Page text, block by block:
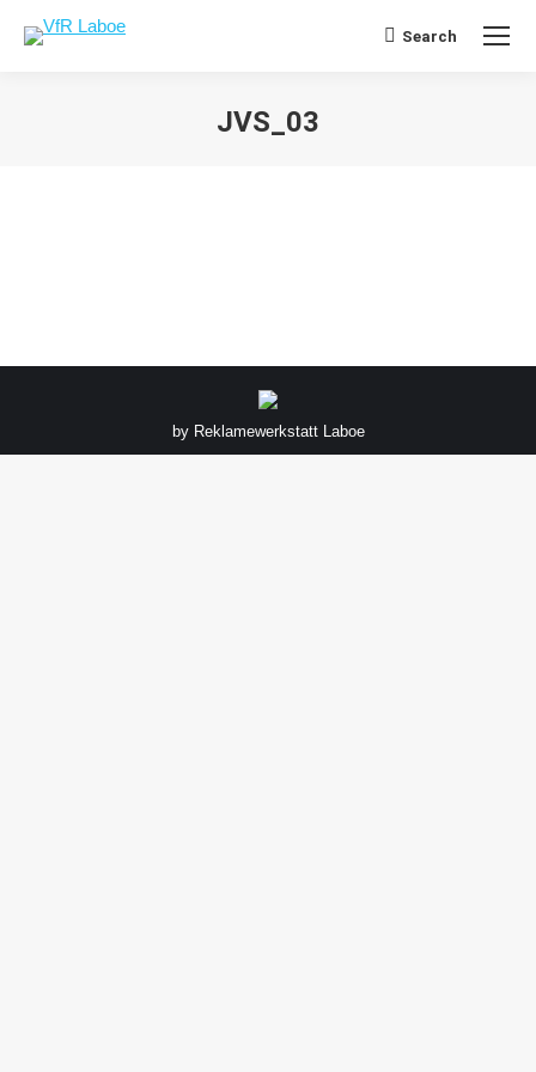
Search:
Search
JVS_03
by Reklamewerkstatt Laboe